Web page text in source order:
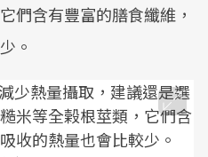
們含有豐富的膳食纖維，
。